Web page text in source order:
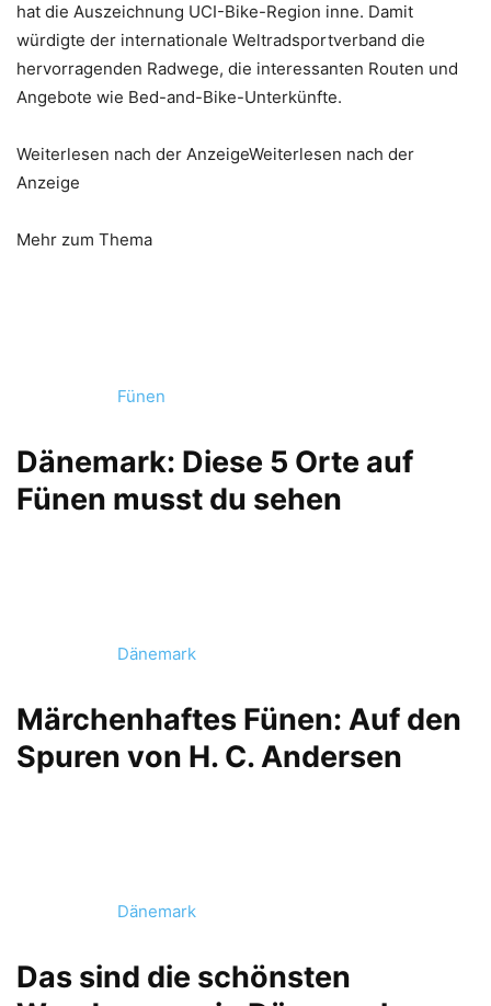
hat die Auszeichnung UCI-Bike-Region inne. Damit
würdigte der internationale Weltradsportverband die
hervorragenden Radwege, die interessanten Routen und
Angebote wie Bed-and-Bike-Unterkünfte.
Weiterlesen nach der AnzeigeWeiterlesen nach der
Anzeige
Mehr zum Thema
Fünen
Dänemark: Diese 5 Orte auf
Fünen musst du sehen
Dänemark
Märchenhaftes Fünen: Auf den
Spuren von H. C. Andersen
Dänemark
Das sind die schönsten